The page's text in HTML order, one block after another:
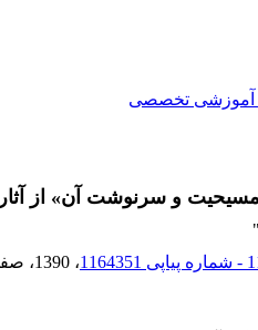
آموزشی تخصصی
و سرنوشت آن» از
، 1390 ،